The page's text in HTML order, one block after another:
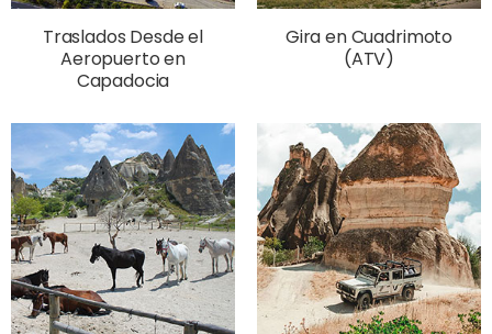
Traslados Desde el
Aeropuerto en
Capadocia
Gira en Cuadrimoto
(ATV)